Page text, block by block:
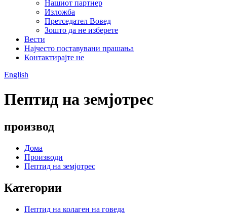
Нашиот партнер
Изложба
Претседател Вовед
Зошто да не изберете
Вести
Најчесто поставувани прашања
Контактирајте не
English
Пептид на земјотрес
производ
Дома
Производи
Пептид на земјотрес
Категории
Пептид на колаген на говеда